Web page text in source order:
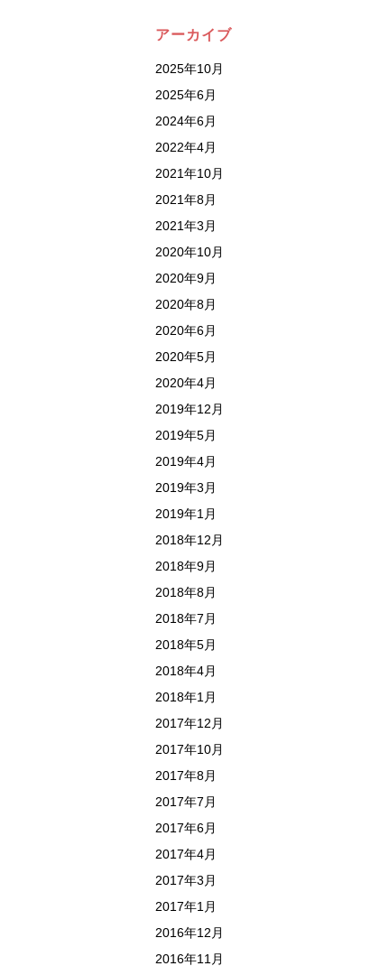
アーカイブ
2025年10月
2025年6月
2024年6月
2022年4月
2021年10月
2021年8月
2021年3月
2020年10月
2020年9月
2020年8月
2020年6月
2020年5月
2020年4月
2019年12月
2019年5月
2019年4月
2019年3月
2019年1月
2018年12月
2018年9月
2018年8月
2018年7月
2018年5月
2018年4月
2018年1月
2017年12月
2017年10月
2017年8月
2017年7月
2017年6月
2017年4月
2017年3月
2017年1月
2016年12月
2016年11月